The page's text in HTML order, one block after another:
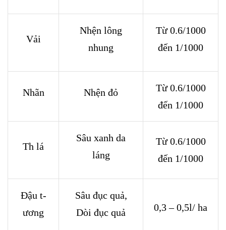
Vải
Nhện lông
nhung
Từ 0.6/1000
đến 1/1000
Nhãn Nhện đỏ
Từ 0.6/1000
đến 1/1000
Th lá
Sâu xanh da
láng
Từ 0.6/1000
đến 1/1000
Đậu t­
ương
Sâu đục quả,
Dòi đục quả
0,3 – 0,5l/ ha